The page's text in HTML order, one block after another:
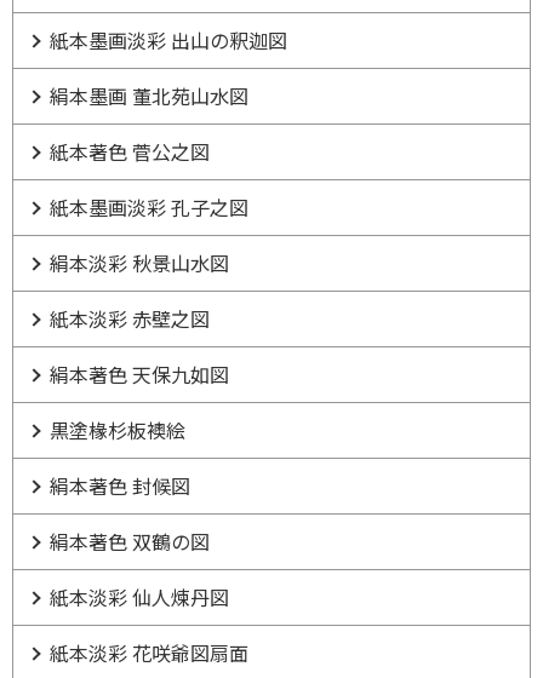
紙本墨画淡彩 出山の釈迦図
絹本墨画 董北苑山水図
紙本著色 菅公之図
紙本墨画淡彩 孔子之図
絹本淡彩 秋景山水図
紙本淡彩 赤壁之図
絹本著色 天保九如図
黒塗椽杉板襖絵
絹本著色 封候図
絹本著色 双鶴の図
紙本淡彩 仙人煉丹図
紙本淡彩 花咲爺図扇面